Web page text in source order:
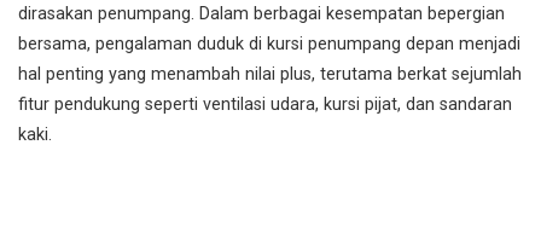
dirasakan penumpang. Dalam berbagai kesempatan bepergian
bersama, pengalaman duduk di kursi penumpang depan menjadi
hal penting yang menambah nilai plus, terutama berkat sejumlah
fitur pendukung seperti ventilasi udara, kursi pijat, dan sandaran
kaki.